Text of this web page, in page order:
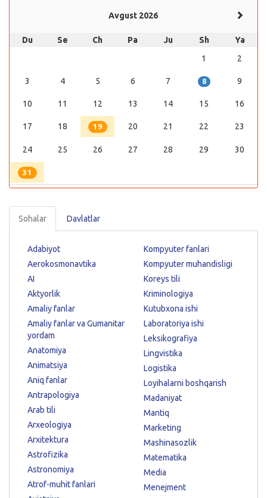
Avgust 2026
Du Se Ch Pa Ju Sh
Ya
1
2
3 4 5 6 7 8 9
10 11 12 13 14 15 16
17 18 19 20 21 22 23
24 25 26 27 28 29 30
31
Sohalar Davlatlar
Adabiyot
Aerokosmonavtika
AI
Aktyorlik
Amaliy fanlar
Amaliy fanlar va Gumanitar
yordam
Anatomiya
Animatsiya
Aniq fanlar
Antrapologiya
Arab tili
Arxeologiya
Arxitektura
Astrofizika
Astronomiya
Atrof-muhit fanlari
Kompyuter fanlari
Kompyuter muhandisligi
Koreys tili
Kriminologiya
Kutubxona ishi
Laboratoriya ishi
Leksikografiya
Lingvistika
Logistika
Loyihalarni boshqarish
Madaniyat
Mantiq
Marketing
Mashinasozlik
Matematika
Media
Menejment